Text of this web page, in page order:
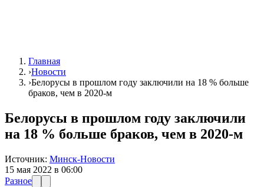
Главная
›Новости
›Белорусы в прошлом году заключили на 18 % больше
браков, чем в 2020-м
Белорусы в прошлом году заключили
на 18 % больше браков, чем в 2020-м
Источник: Минск-Новости
15 мая 2022 в 06:00
Разное